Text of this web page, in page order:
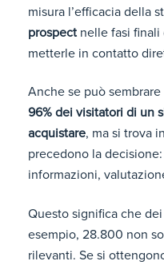
misura l’efficacia della
prospectnelle fasi finali
metterle in contatto
Anche se può sembrare
96% dei visitatori di un
acquistare, ma si trova
precedono la
informazioni,
Questo significa che
esempio, 28.800 non
rilevanti. Se si